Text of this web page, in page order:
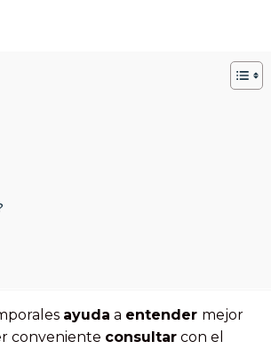
ayuda a entender mejor
conveniente consultar con el